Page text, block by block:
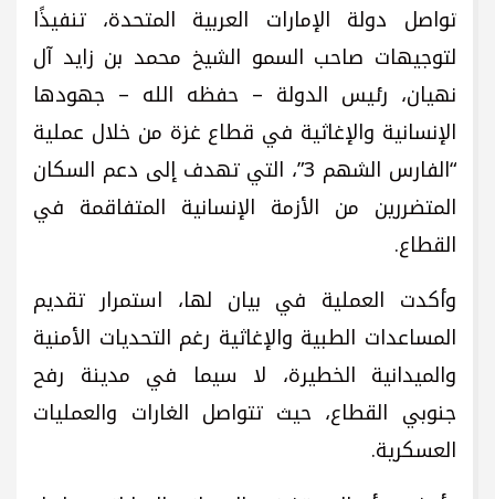
تواصل دولة الإمارات العربية المتحدة، تنفيذًا
لتوجيهات صاحب السمو الشيخ محمد بن زايد آل
نهيان، رئيس الدولة – حفظه الله – جهودها
الإنسانية والإغاثية في قطاع غزة من خلال عملية
“الفارس الشهم 3”، التي تهدف إلى دعم السكان
المتضررين من الأزمة الإنسانية المتفاقمة في
القطاع.
وأكدت العملية في بيان لها، استمرار تقديم
المساعدات الطبية والإغاثية رغم التحديات الأمنية
والميدانية الخطيرة، لا سيما في مدينة رفح
جنوبي القطاع، حيث تتواصل الغارات والعمليات
العسكرية.